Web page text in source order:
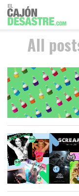
MÚSICA
TELEVISIÓN
POLÍTICA
ACTUALIDAD
EUROVISIÓN
All